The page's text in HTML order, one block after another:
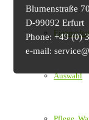
Auswahl
Blumenstraße 70
D-99092 Erfurt
Phone: +49 (0)
e-mail: